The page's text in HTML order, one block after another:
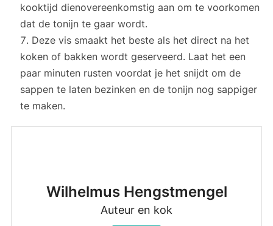
kooktijd dienovereenkomstig aan om te voorkomen
dat de tonijn te gaar wordt.
Deze vis smaakt het beste als het direct na het
koken of bakken wordt geserveerd. Laat het een
paar minuten rusten voordat je het snijdt om de
sappen te laten bezinken en de tonijn nog sappiger
te maken.
Wilhelmus Hengstmengel
Auteur en kok